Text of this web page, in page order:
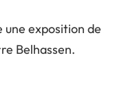
une exposition de
Belhassen.